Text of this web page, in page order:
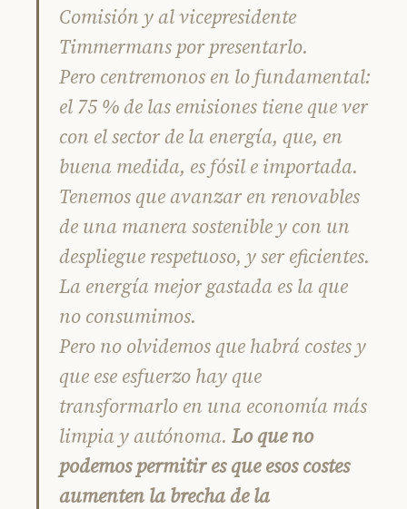
Comisión y al vicepresidente
Timmermans por presentarlo.
Pero centremonos en lo fundamental:
el 75 % de las emisiones tiene que ver
con el sector de la energía, que, en
buena medida, es fósil e importada.
Tenemos que avanzar en renovables
de una manera sostenible y con un
despliegue respetuoso, y ser eficientes.
La energía mejor gastada es la que
no consumimos.
Pero no olvidemos que habrá costes y
que ese esfuerzo hay que
transformarlo en una economía más
limpia y autónoma. Lo que no
podemos permitir es que esos costes
aumenten la brecha de la